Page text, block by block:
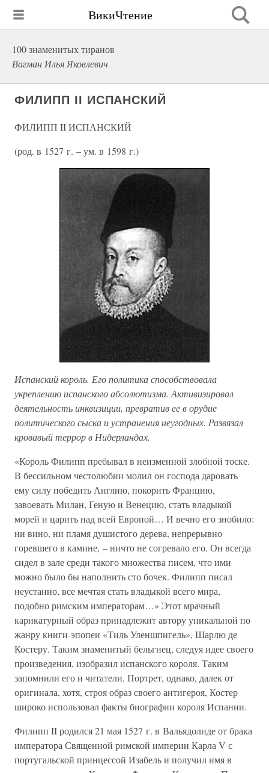
ВикиЧтение
100 знаменитых тиранов
Вагман Илья Яковлевич
ФИЛИПП II ИСПАНСКИЙ
ФИЛИПП II ИСПАНСКИЙ
(род. в 1527 г. – ум. в 1598 г.)
Испанский король. Его политика способствовала
укреплению испанского абсолютизма. Активизировал
деятельность инквизиции, превратив ее в орудие
политического сыска и устранения неугодных. Развязал
кровавый террор в Нидерландах.
«Король Филипп пребывал в неизменной злобной тоске.
В бессильном честолюбии молил он господа даровать
ему силу победить Англию, покорить Францию,
завоевать Милан, Геную и Венецию, стать владыкой
морей и царить над всей Европой… И вечно его знобило:
ни вино, ни пламя душистого дерева, непрерывно
горевшего в камине, – ничто не согревало его. Он всегда
сидел в зале среди такого множества писем, что ими
можно было бы наполнить сто бочек. Филипп писал
неустанно, все мечтая стать владыкой всего мира,
подобно римским императорам…» Этот мрачный
карикатурный образ принадлежит автору уникальной по
жанру книги-эпопеи «Тиль Уленшпигель», Шарлю де
Костеру. Таким знаменитый бельгиец, следуя идее своего
произведения, изобразил испанского короля. Таким
запомнили его и читатели. Портрет, однако, далек от
оригинала, хотя, строя образ своего антигероя, Костер
широко использовал факты биографии короля Испании.
Филипп II родился 21 мая 1527 г. в Вальядолиде от брака
императора Священной римской империи Карла V с
португальской принцессой Изабель и получил имя в